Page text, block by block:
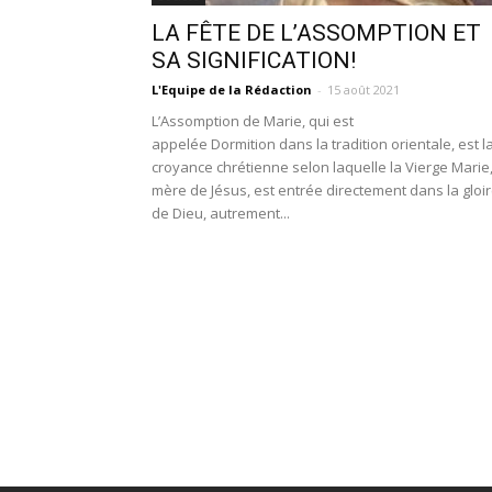
LA FÊTE DE L’ASSOMPTION ET
SA SIGNIFICATION!
L'Equipe de la Rédaction - 15 août 2021
L’Assomption de Marie, qui est
appelée Dormition dans la tradition orientale, est la
croyance chrétienne selon laquelle la Vierge Marie,
mère de Jésus, est entrée directement dans la
de Dieu, autrement...